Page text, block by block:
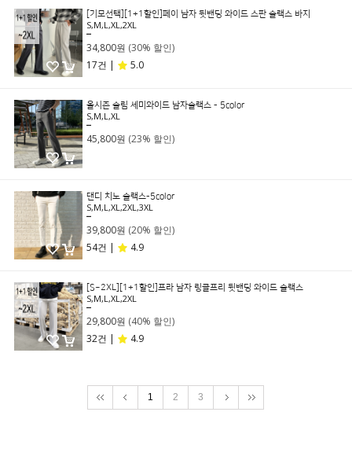
[기모선택][1+1할인]페이 남자 뒷밴딩 와이드 스판 슬랙스 바지
S,M,L,XL,2XL
34,800원 (30% 할인)
17건 |
5.0
올시즌 슬림 세미와이드 남자슬랙스 - 5color
S,M,L,XL
45,800원 (23% 할인)
댄디 치노 슬랙스-5color
S,M,L,XL,2XL,3XL
39,800원 (20% 할인)
54건 |
4.9
[S~2XL][1+1할인]프라 남자 링클프리 뒷밴딩 와이드 슬랙스
S,M,L,XL,2XL
29,800원 (40% 할인)
32건 |
4.9
1 2 3